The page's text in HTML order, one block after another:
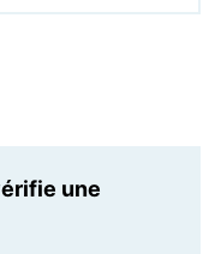
une